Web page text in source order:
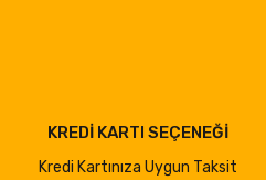
KREDİ KARTI SEÇENEĞİ
Kredi Kartınıza Uygun Taksit